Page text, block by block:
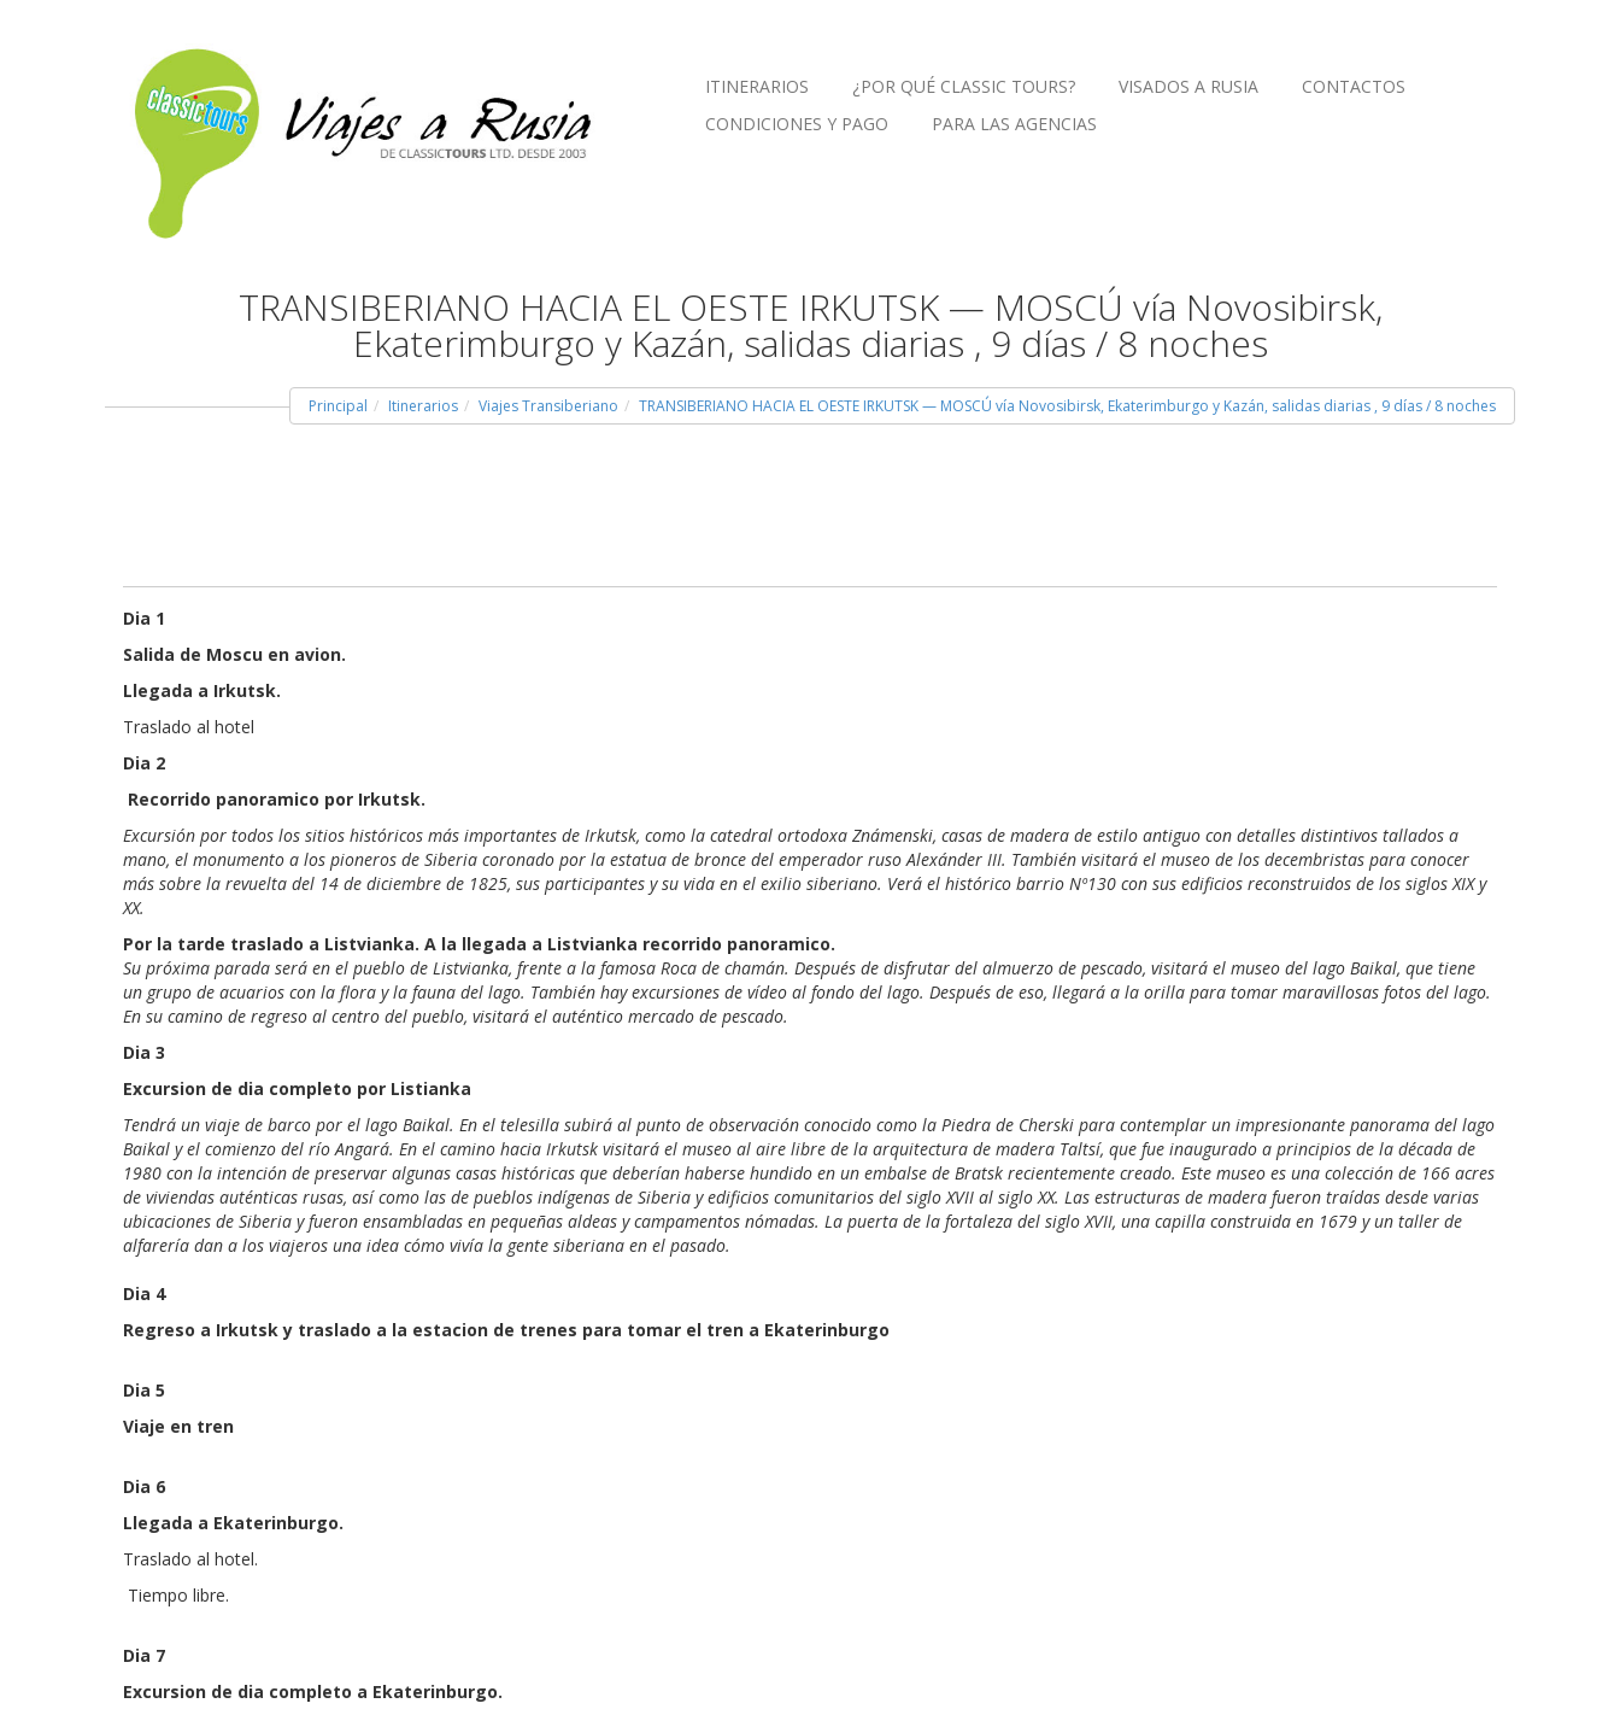
ITINERARIOS ¿POR QUÉ CLASSIC TOURS? VISADOS A RUSIA
CONTACTOS
CONDICIONES Y PAGO
PARA LAS AGENCIAS
TRANSIBERIANO HACIA EL OESTE IRKUTSK — MOSCÚ vía Novosibirsk,
Ekaterimburgo y Kazán, salidas diarias , 9 días / 8 noches
Principal Itinerarios Viajes Transiberiano TRANSIBERIANO HACIA EL OESTE IRKUTSK — MOSCÚ vía Novosibirsk, Ekaterimburgo y Kazán, salidas diarias , 9 días / 8 noches
Dia 1
Salida de Moscu en avion.
Llegada a Irkutsk.
Traslado al hotel
Dia 2
Recorrido panoramico por Irkutsk.
Excursión por todos los sitios históricos más importantes de Irkutsk, como la catedral ortodoxa Známenski, casas de madera de estilo antiguo con detalles distintivos tallados a
mano, el monumento a los pioneros de Siberia coronado por la estatua de bronce del emperador ruso Alexánder III. También visitará el museo de los decembristas para conocer
más sobre la revuelta del 14 de diciembre de 1825, sus participantes y su vida en el exilio siberiano. Verá el histórico barrio Nº130 con sus edificios reconstruidos de los siglos XIX y
XX.
Por la tarde traslado a Listvianka. A la llegada a Listvianka recorrido panoramico.
Su próxima parada será en el pueblo de Listvianka, frente a la famosa Roca de chamán. Después de disfrutar del almuerzo de pescado, visitará el museo del lago Baikal, que tiene
un grupo de acuarios con la flora y la fauna del lago. También hay excursiones de vídeo al fondo del lago. Después de eso, llegará a la orilla para tomar maravillosas fotos del lago.
En su camino de regreso al centro del pueblo, visitará el auténtico mercado de pescado.
Dia 3
Excursion de dia completo por Listianka
Tendrá un viaje de barco por el lago Baikal. En el telesilla subirá al punto de observación conocido como la Piedra de Cherski para contemplar un impresionante panorama del lago
Baikal y el comienzo del río Angará. En el camino hacia Irkutsk visitará el museo al aire libre de la arquitectura de madera Taltsí, que fue inaugurado a principios de la década de
1980 con la intención de preservar algunas casas históricas que deberían haberse hundido en un embalse de Bratsk recientemente creado. Este museo es una colección de 166 acres
de viviendas auténticas rusas, así como las de pueblos indígenas de Siberia y edificios comunitarios del siglo XVII al siglo XX. Las estructuras de madera fueron traídas desde varias
ubicaciones de Siberia y fueron ensambladas en pequeñas aldeas y campamentos nómadas. La puerta de la fortaleza del siglo XVII, una capilla construida en 1679 y un taller de
alfarería dan a los viajeros una idea cómo vivía la gente siberiana en el pasado.
Dia 4
Regreso a Irkutsk y traslado a la estacion de trenes para tomar el tren a Ekaterinburgo
Dia 5
Viaje en tren
Dia 6
Llegada a Ekaterinburgo.
Traslado al hotel.
Tiempo libre.
Dia 7
Excursion de dia completo a Ekaterinburgo.